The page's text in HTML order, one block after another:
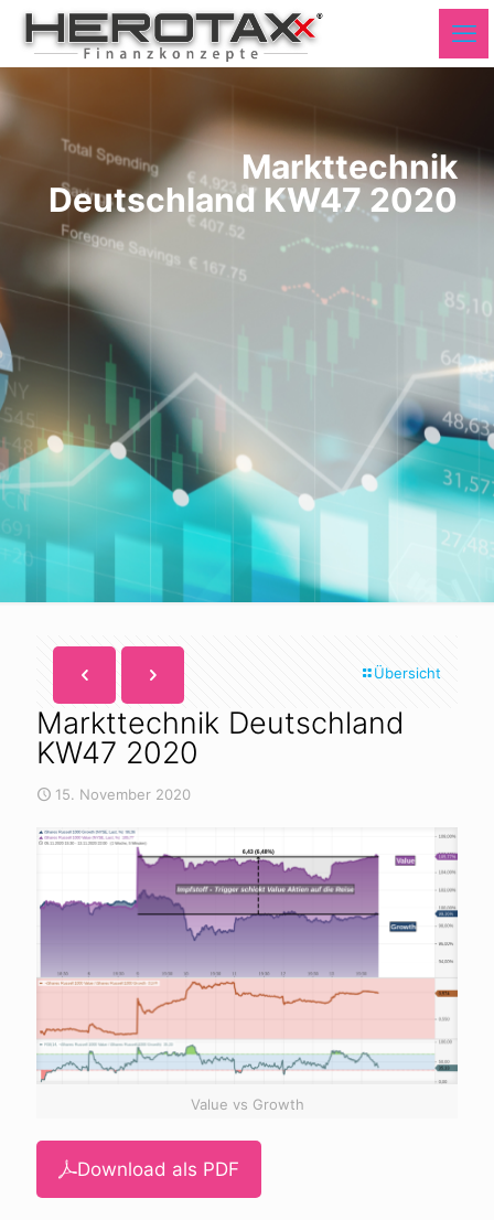
Markttechnik
Deutschland KW47 2020
Übersicht
Markttechnik Deutschland
KW47 2020
15. November 2020
Value vs Growth
Download als PDF